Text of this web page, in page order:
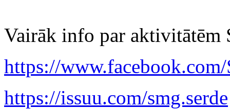
Vairāk info par aktivitātēm
https://
https://issuu.com/smg.serde